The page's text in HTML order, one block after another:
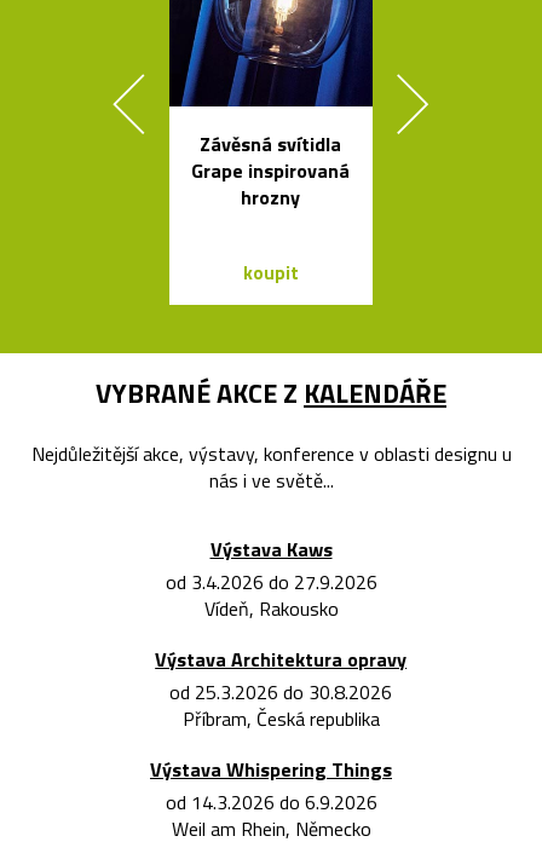
Závěsná svítidla
Grape inspirovaná
hrozny
koupit
VYBRANÉ AKCE Z KALENDÁŘE
Nejdůležitější akce, výstavy, konference v oblasti designu u
nás i ve světě...
Výstava Kaws
od 3.4.2026 do 27.9.2026
Vídeň, Rakousko
Výstava Architektura opravy
od 25.3.2026 do 30.8.2026
Příbram, Česká republika
Výstava Whispering Things
od 14.3.2026 do 6.9.2026
Weil am Rhein, Německo